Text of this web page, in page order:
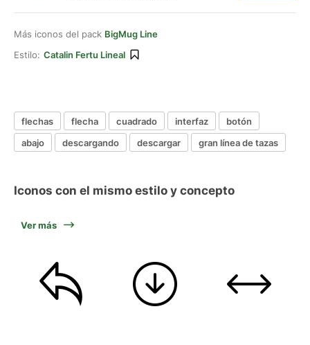
Más iconos del pack BigMug Line
Estilo: Catalin Fertu Lineal
flechas flecha cuadrado interfaz
botón
abajo
descargando descargar gran línea de tazas
Iconos con el mismo estilo y concepto
Ver más